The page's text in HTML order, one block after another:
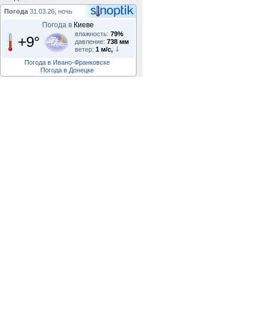
Погода 31.03.26, ночь
Погода в Киеве
+9° влажность: 79%
давление: 738 мм
ветер: 1 м/с,
Погода в Ивано-Франковске
Погода в Донецке